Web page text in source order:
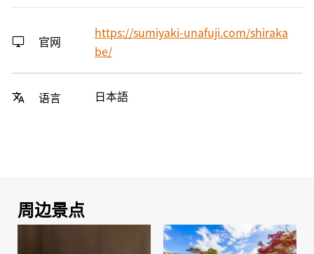
官网
https://sumiyaki-unafuji.com/shiraka
be/
语言 日本語
周边景点